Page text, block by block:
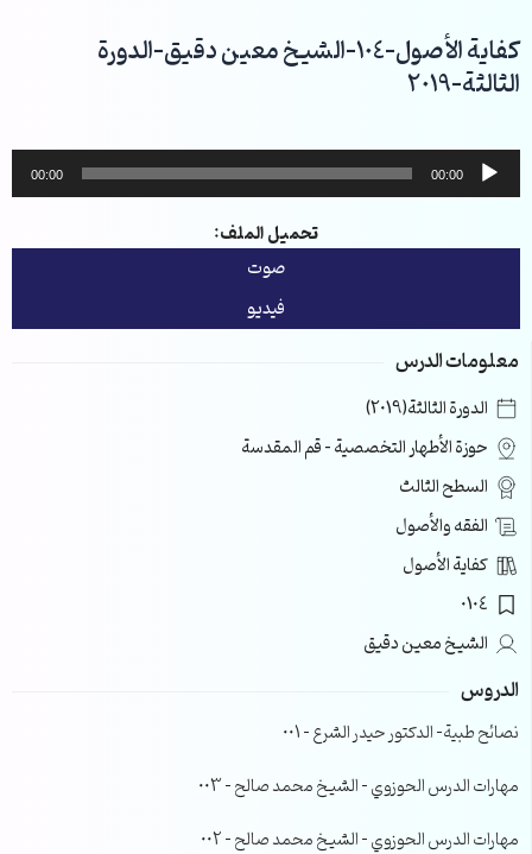
إلى
المحتوى
كفاية الأصول-104-الشيخ معين دقيق-الدورة
الثالثة-2019
مشغل
الصوت
00:00
00:00
تحميل الملف:
صوت
فيديو
معلومات الدرس
الدورة الثالثة(2019)
حوزة الأطهار التخصصية – قم المقدسة
السطح الثالث
الفقه والأصول
كفاية الأصول
0104
الشيخ معين دقيق
الدروس
نصائح طبية- الدكتور حيدر الشرع – 001
مهارات الدرس الحوزوي – الشيخ محمد صالح – 003
مهارات الدرس الحوزوي – الشيخ محمد صالح – 002